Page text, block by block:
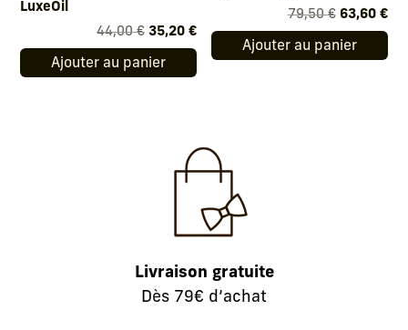
LuxeOil
44,00€ Le
prix
initial
35,20 €Le
prix
actuel
Ajouter au panier
79,50€ Le
prix
initial
63,60 €Le
Ajouter au panier
Livraison gratuite
Dès 79€ d’achat